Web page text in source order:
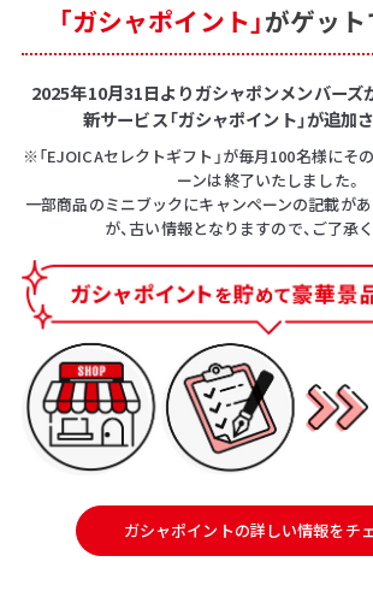
「ガシャポイント」がゲット
2025年10月31日よりガシャポンメンバーズ
新サービス「ガシャポイント」が追加
※「EJOICAセレクトギフト」が毎月100名様にそ
ーンは終了いたしました。
一部商品のミニブックにキャンペーンの記載が
が、古い情報となりますので、ご了承
ガシャポイントの詳しい情報をチェ